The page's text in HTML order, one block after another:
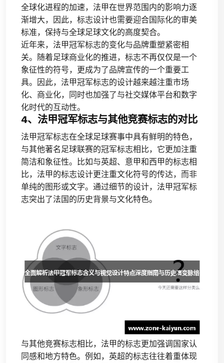
全球化进程的加速，法甲在世界范围内的影响力逐
渐增大，因此，标志设计也需要迎合国际化的审美
标准，保持与全球足球文化的高度契合。
近年来，法甲冠军标志的变化与品牌重塑紧密相
关。随着足球商业化的推进，标志不再仅仅是一个
象征性的符号，更成为了品牌宣传的一个重要工
具。因此，法甲冠军标志的设计越来越注重市场
化、商业化，同时也加强了与社交媒体平台和数字
化时代的互动性。
4、法甲冠军标志与其他竞赛标志的对比
法甲冠军标志在全球足球赛事中具有鲜明的特色，
与其他著名足球联赛的冠军标志相比，它更加注重
简洁和象征性。比如与英超、意甲和西甲的标志相
比，法甲的标志设计更注重文化符号的传达，而非
单纯的图形或文字。通过细节的设计，法甲冠军标
志突出了法国的历史背景与文化特色。
与其他竞赛标志相比，法甲的标志更加强调国家认
同感和地方特色。例如，英超的标志往往着重体现